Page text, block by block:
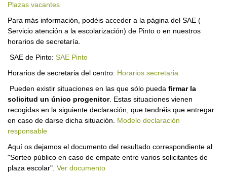
Plazas vacantes
Para más información, podéis acceder a la página del SAE (
Servicio atención a la escolarización) de Pinto o en nuestros
horarios de secretaría.
SAE de Pinto: SAE Pinto
Horarios de secretaria del centro: Horarios secretaria
Pueden existir situaciones en las que sólo pueda firmar la
solicitud un único progenitor. Estas situaciones vienen
recogidas en la siguiente declaración, que tendréis que entregar
en caso de darse dicha situación. Modelo declaración
responsable
Aquí os dejamos el documento del resultado correspondiente al
"Sorteo público en caso de empate entre varios solicitantes de
plaza escolar". Ver documento